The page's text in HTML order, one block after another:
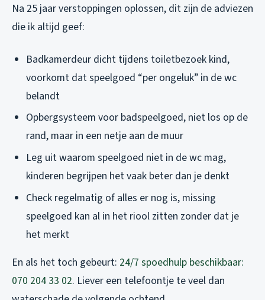
Na 25 jaar verstoppingen oplossen, dit zijn de adviezen
die ik altijd geef:
Badkamerdeur dicht tijdens toiletbezoek kind,
voorkomt dat speelgoed “per ongeluk” in de wc
belandt
Opbergsysteem voor badspeelgoed, niet los op de
rand, maar in een netje aan de muur
Leg uit waarom speelgoed niet in de wc mag,
kinderen begrijpen het vaak beter dan je denkt
Check regelmatig of alles er nog is, missing
speelgoed kan al in het riool zitten zonder dat je
het merkt
En als het toch gebeurt: 24/7 spoedhulp beschikbaar:
070 204 33 02. Liever een telefoontje te veel dan